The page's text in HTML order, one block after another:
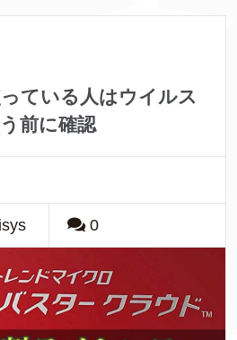
ている人はウイルス
前に確認
0